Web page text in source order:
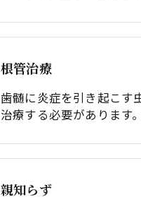
根管治療
歯髄に炎症を引き起こす
治療する必要があります
親知らず